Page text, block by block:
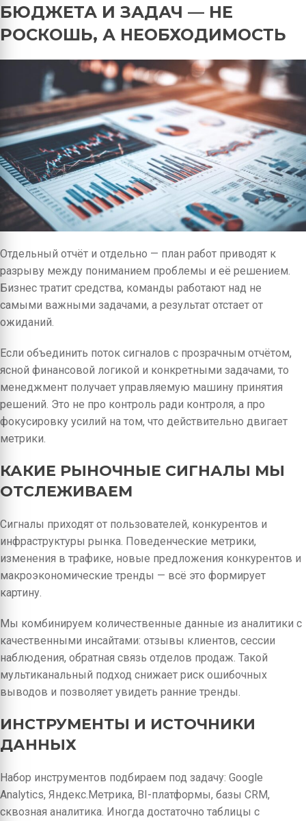
БЮДЖЕТА И ЗАДАЧ — НЕ
РОСКОШЬ, А НЕОБХОДИМОСТЬ
Отдельный отчёт и отдельно — план работ приводят к
разрыву между пониманием проблемы и её решением.
Бизнес тратит средства, команды работают над не
самыми важными задачами, а результат отстает от
ожиданий.
Если объединить поток сигналов с прозрачным отчётом,
ясной финансовой логикой и конкретными задачами, то
менеджмент получает управляемую машину принятия
решений. Это не про контроль ради контроля, а про
фокусировку усилий на том, что действительно двигает
метрики.
КАКИЕ РЫНОЧНЫЕ СИГНАЛЫ МЫ
ОТСЛЕЖИВАЕМ
Сигналы приходят от пользователей, конкурентов и
инфраструктуры рынка. Поведенческие метрики,
изменения в трафике, новые предложения конкурентов и
макроэкономические тренды — всё это формирует
картину.
Мы комбинируем количественные данные из аналитики с
качественными инсайтами: отзывы клиентов, сессии
наблюдения, обратная связь отделов продаж. Такой
мультиканальный подход снижает риск ошибочных
выводов и позволяет увидеть ранние тренды.
ИНСТРУМЕНТЫ И ИСТОЧНИКИ
ДАННЫХ
Набор инструментов подбираем под задачу: Google
Analytics, Яндекс.Метрика, BI-платформы, базы CRM,
сквозная аналитика. Иногда достаточно таблицы с